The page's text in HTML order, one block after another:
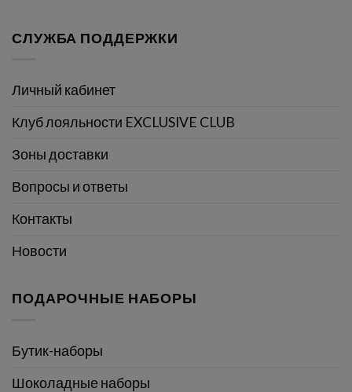
СЛУЖБА ПОДДЕРЖКИ
Личный кабинет
Клуб лояльности EXCLUSIVE CLUB
Зоны доставки
Вопросы и ответы
Контакты
Новости
ПОДАРОЧНЫЕ НАБОРЫ
Бутик-наборы
Шоколадные наборы